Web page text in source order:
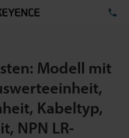
Modell mit
Kabeltyp,
NPN LR-